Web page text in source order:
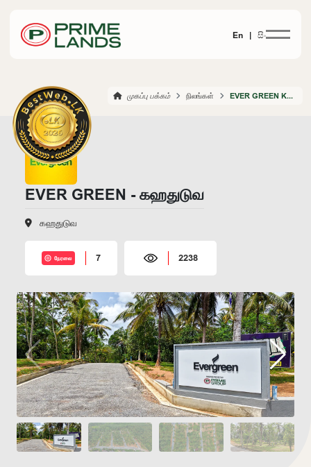
En | සිං
முகப்பு பக்கம் நிலங்கள் EVER GREEN KAHATHUDUWA
EVER GREEN - கஹதுடுவ
கஹதுடுவ
நேரலை 7 2238